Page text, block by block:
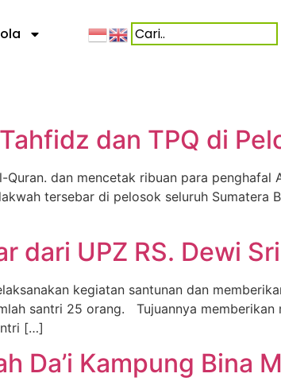
dan TPQ di
dan mencetak ribuan para penghafal
tersebar di pelosok seluruh Sumatera
dari UPZ RS. Dewi Sri
kegiatan santunan dan
santri 25 orang. Tujuannya memberikan
[…]
Da’i Kampung Bina